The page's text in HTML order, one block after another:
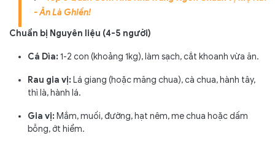
- Ăn Là Ghiền!
Chuẩn bị Nguyên liệu (4-5 người)
Cá Dìa: 1-2 con (khoảng 1kg), làm sạch, cắt khoanh vừa ăn.
Rau gia vị: Lá giang (hoặc măng chua), cà chua, hành tây,
thì là, hành lá.
Gia vị: Mắm, muối, đường, hạt nêm, me chua hoặc dấm
bỗng, ớt hiểm.